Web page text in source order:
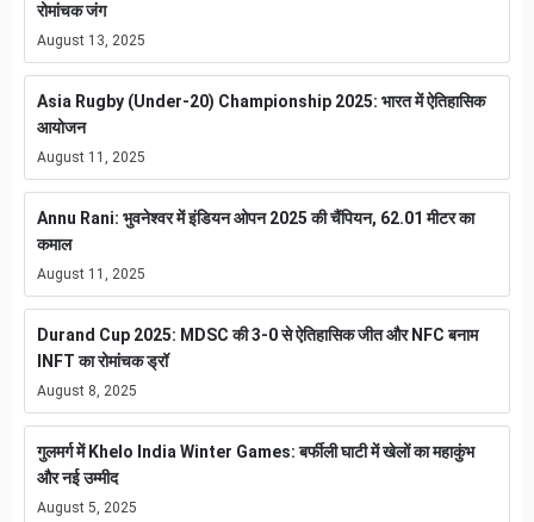
रोमांचक जंग
August 13, 2025
Asia Rugby (Under-20) Championship 2025: भारत में ऐतिहासिक
आयोजन
August 11, 2025
Annu Rani: भुवनेश्वर में इंडियन ओपन 2025 की चैंपियन, 62.01 मीटर का
कमाल
August 11, 2025
Durand Cup 2025: MDSC की 3-0 से ऐतिहासिक जीत और NFC बनाम
INFT का रोमांचक ड्रॉ
August 8, 2025
गुलमर्ग में Khelo India Winter Games: बर्फीली घाटी में खेलों का महाकुंभ
और नई उम्मीद
August 5, 2025